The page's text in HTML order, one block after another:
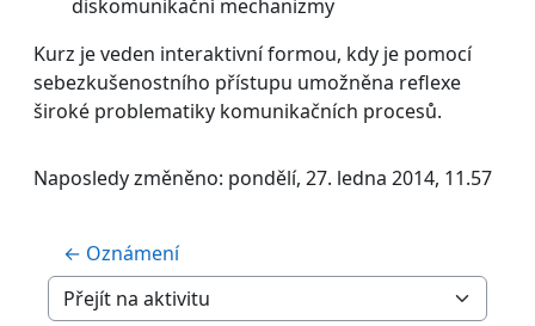
diskomunikační mechanizmy
Kurz je veden interaktivní formou, kdy je pomocí
sebezkušenostního přístupu umožněna reflexe
široké problematiky komunikačních procesů.
Naposledy změněno: pondělí, 27. ledna 2014, 11.57
← Oznámení
Přejít na aktivitu